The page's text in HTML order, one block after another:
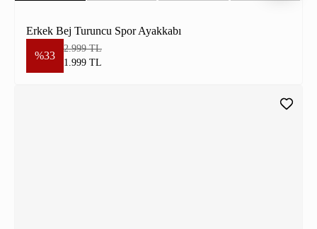
Erkek Bej Turuncu Spor Ayakkabı
%33
2.999 TL
1.999 TL